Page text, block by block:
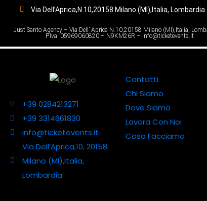
Via Dell’Aprica,N.10,20158 Milano (MI),Italia, Lombardia
Just Santo Agency – Via Dell’ Aprica N.10,20158 Milano (MI),Italia,
P.Iva. 05969060820 – N9KM26R – info@ticketevents.it
+39 0284213271
+39 3314661830
info@ticketevents.it
Via Dell’Aprica,10, 20158
Milano (MI),Italia,
Lombardia
Contatti
Chi Siamo
Dove Siamo
Lavora Con Noi
Cosa Facciamo